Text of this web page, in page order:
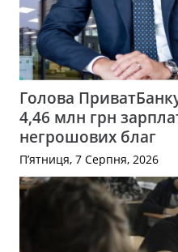
Голова
4,46 млн грн
негрошових благ
П’ятниця, 7 Серпня, 2026